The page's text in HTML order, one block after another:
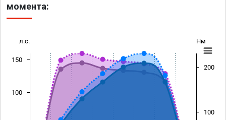
момента:
л.с. Нм
100
150
100
200